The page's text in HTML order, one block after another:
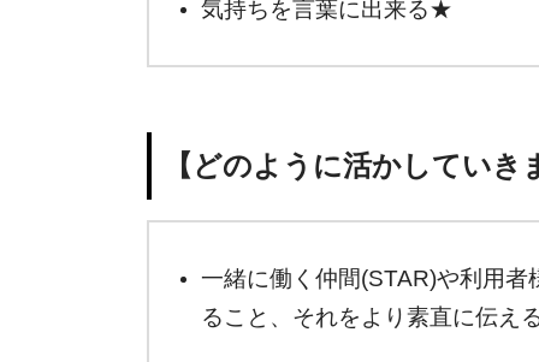
気持ちを言葉に出来る★
【どのように活かしていき
一緒に働く仲間(STAR)や利用
ること、それをより素直に伝え